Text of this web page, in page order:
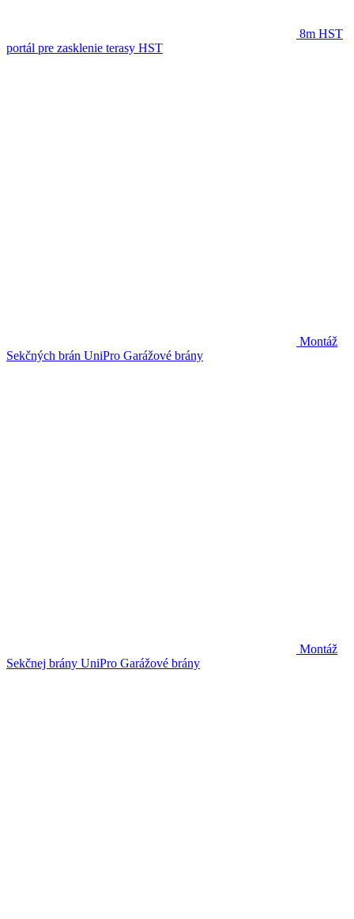
8m HST
portál pre zasklenie terasy HST
Montáž
Sekčných brán UniPro Garážové brány
Montáž
Sekčnej brány UniPro Garážové brány